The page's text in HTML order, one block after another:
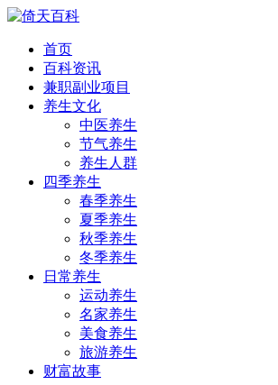
首页
百科资讯
兼职副业项目
养生文化
中医养生
节气养生
养生人群
四季养生
春季养生
夏季养生
秋季养生
冬季养生
日常养生
运动养生
名家养生
美食养生
旅游养生
财富故事